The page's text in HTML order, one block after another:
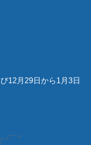
12月29日から1月3日